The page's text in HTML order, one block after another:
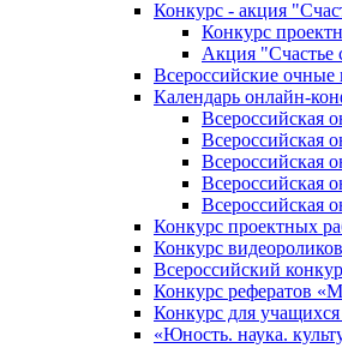
Конкурс - акция
Конкурс
Акция "Счастье
Всероссийские очные
Календарь онлайн-
Всероссийская
Всероссийская
Всероссийская
Всероссийская
Всероссийская
Конкурс проектных
Конкурс
Всероссийский
Конкурс рефератов
Конкурс для
«Юность. наука.